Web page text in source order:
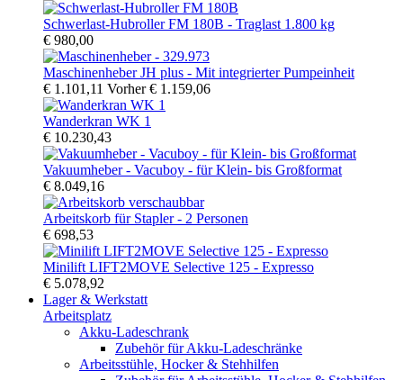
Schwerlast-Hubroller FM 180B - Traglast 1.800 kg
€ 980,00
Maschinenheber JH plus - Mit integrierter Pumpeinheit
€ 1.101,11 Vorher€ 1.159,06
Wanderkran WK 1
€ 10.230,43
Vakuumheber - Vacuboy - für Klein- bis Großformat
€ 8.049,16
Arbeitskorb für Stapler - 2 Personen
€ 698,53
Minilift LIFT2MOVE Selective 125 - Expresso
€ 5.078,92
Lager & Werkstatt
Arbeitsplatz
Akku-Ladeschrank
Zubehör für Akku-Ladeschränke
Arbeitsstühle, Hocker & Stehhilfen